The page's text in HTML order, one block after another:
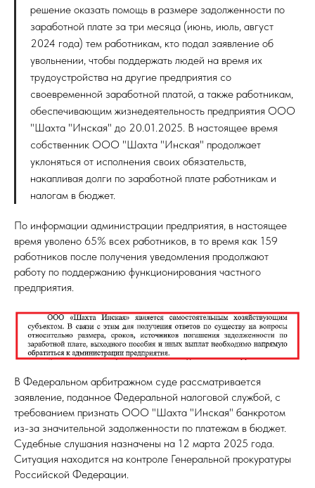
решение оказать помощь в размере задолженности по
заработной плате за три месяца (июнь, июль, август
2024 года) тем работникам, кто подал заявление об
увольнении, чтобы поддержать людей на время их
трудоустройства на другие предприятия со
своевременной заработной платой, а также работникам,
обеспечивающим жизнедеятельность предприятия ООО
"Шахта "Инская" до 20.01.2025. В настоящее время
собственник ООО "Шахта "Инская" продолжает
уклоняться от исполнения своих обязательств,
накапливая долги по заработной плате работникам и
налогам в бюджет.
По информации администрации предприятия, в настоящее
время уволено 65% всех работников, в то время как 159
работников после получения уведомления продолжают
работу по поддержанию функционирования частного
предприятия.
В Федеральном арбитражном суде рассматривается
заявление, поданное Федеральной налоговой службой, с
требованием признать ООО "Шахта "Инская" банкротом
из-за значительной задолженности по платежам в бюджет.
Судебные слушания назначены на 12 марта 2025 года.
Ситуация находится на контроле Генеральной прокуратуры
Российской Федерации.